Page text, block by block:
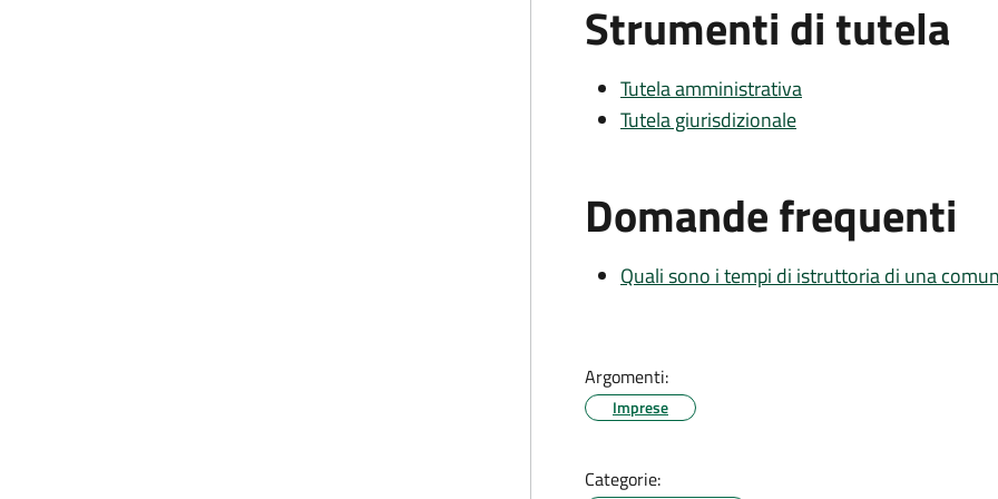
Strumenti di tutela
Tutela amministrativa
Tutela giurisdizionale
Domande frequenti
Quali sono i tempi di istruttoria di una
Argomenti:
Imprese
Categorie: